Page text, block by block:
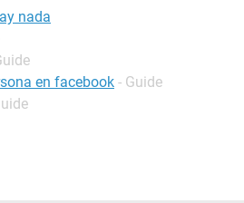
nada
en facebook - Guide